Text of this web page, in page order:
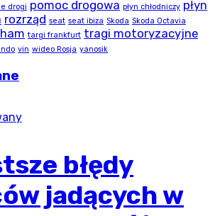
drogi pomoc drogowa płyn chłodniczy płyn
rozrząd seat seat ibiza Skoda Skoda Octavia
targi frankfurt tragi motoryzacyjne
vin wideo Rosja yanosik
błędy
jadących w